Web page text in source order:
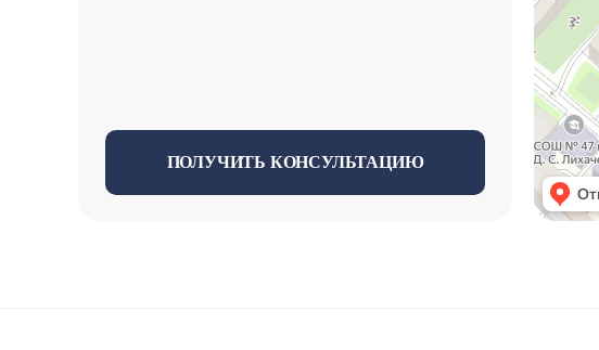
ПОЛУЧИТЬ КОНСУЛЬТАЦИЮ